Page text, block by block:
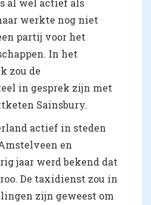
werkte nog niet
partij voor het
In het
zou de
in gesprek zijn met
Sainsbury.
actief in steden
en
jaar werd bekend dat
De taxidienst zou in
zijn geweest om